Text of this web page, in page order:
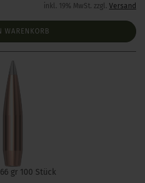
inkl. 19% MwSt. zzgl. Versand
WARENKORB
gr 100 Stück